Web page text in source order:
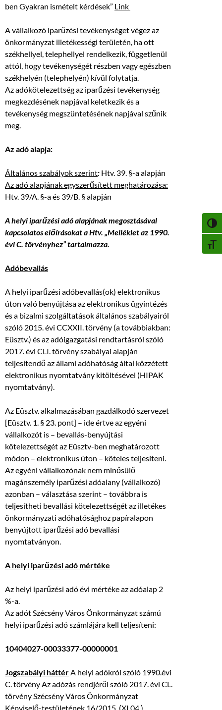
ben Gyakran ismételt kérdések” Link
A vállalkozó iparűzési tevékenységet végez az
önkormányzat illetékességi területén, ha ott
székhellyel, telephellyel rendelkezik, függetlenül
attól, hogy tevékenységét részben vagy egészben
székhelyén (telephelyén) kívül folytatja.
Az adókötelezettség az iparűzési tevékenység
megkezdésének napjával keletkezik és a
tevékenység megszüntetésének napjával szűnik
meg.
Az adó alapja:
Általános szabályok szerint: Htv. 39. §-a alapján
Az adó alapjának egyszerűsített meghatározása:
Htv. 39/A. §-a és 39/B. § alapján
A helyi iparűzési adó alapjának megosztásával
kapcsolatos előírásokat a Htv. „Melléklet az 1990.
évi C. törvényhez” tartalmazza.
Adóbevallás
A helyi iparűzési adóbevallás(ok) elektronikus
úton való benyújtása az elektronikus ügyintézés
és a bizalmi szolgáltatások általános szabályairól
szóló 2015. évi CCXXII. törvény (a továbbiakban:
Eüsztv.) és az adóigazgatási rendtartásról szóló
2017. évi CLI. törvény szabályai alapján
teljesítendő az állami adóhatóság által közzétett
elektronikus nyomtatvány kitöltésével (HIPAK
nyomtatvány).
Az Eüsztv. alkalmazásában gazdálkodó szervezet
[Eüsztv. 1. § 23. pont] – ide értve az egyéni
vállalkozót is – bevallás-benyújtási
kötelezettségét az Eüsztv-ben meghatározott
módon – elektronikus úton – köteles teljesíteni.
Az egyéni vállalkozónak nem minősülő
magánszemély iparűzési adóalany (vállalkozó)
azonban – választása szerint – továbbra is
teljesítheti bevallási kötelezettségét az illetékes
önkormányzati adóhatósághoz papíralapon
benyújtott iparűzési adó bevallási
nyomtatványon.
A helyi iparűzési adó mértéke
Az helyi iparűzési adó évi mértéke az adóalap 2
%-a.
Az adót Szécsény Város Önkormányzat számú
helyi iparűzési adó számlájára kell teljesíteni:
10404027-00033377-00000001
Jogszabályi háttérA helyi adókról szóló 1990.évi
C. törvény Az adózás rendjéről szóló 2017. évi CL.
törvény Szécsény Város Önkormányzat
Képviselő-testületének 16/2015. (XI.04.)